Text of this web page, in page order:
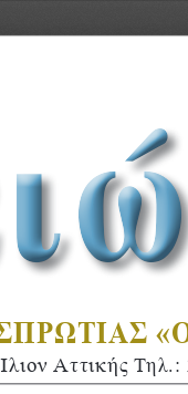
Αττικής Τηλ.:
«Ο